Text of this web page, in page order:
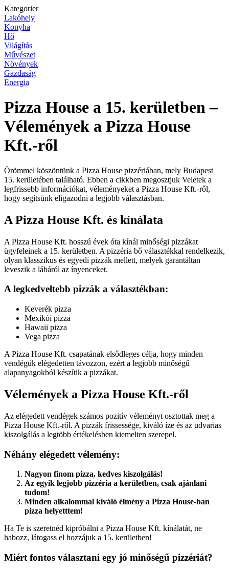
Kategorier
Lakóhely
Konyha
Hő
Világítás
Művészet
Növények
Gazdaság
Energia
Pizza House a 15. kerületben –
Vélemények a Pizza House
Kft.-ről
Örömmel köszöntünk a Pizza House pizzériában, mely Budapest
15. kerületében található. Ebben a cikkben megosztjuk Veletek a
legfrissebb információkat, véleményeket a Pizza House Kft.-ről,
hogy segítsünk eligazodni a legjobb választásban.
A Pizza House Kft. és kínálata
A Pizza House Kft. hosszú évek óta kínál minőségi pizzákat
ügyfeleinek a 15. kerületben. A pizzéria bő választékkal rendelkezik,
olyan klasszikus és egyedi pizzák mellett, melyek garantáltan
leveszik a lábáról az ínyenceket.
A legkedveltebb pizzák a választékban:
Keverék pizza
Mexikói pizza
Hawaii pizza
Vega pizza
A Pizza House Kft. csapatának elsődleges célja, hogy minden
vendégük elégedetten távozzon, ezért a legjobb minőségű
alapanyagokból készítik a pizzákat.
Vélemények a Pizza House Kft.-ről
Az elégedett vendégek számos pozitív véleményt osztottak meg a
Pizza House Kft.-ről. A pizzák frissessége, kiváló íze és az udvarias
kiszolgálás a legtöbb értékelésben kiemelten szerepel.
Néhány elégedett vélemény:
Nagyon finom pizza, kedves kiszolgálás!
Az egyik legjobb pizzéria a kerületben, csak ajánlani
tudom!
Minden alkalommal kiváló élmény a Pizza House-ban
pizza helyetttem!
Ha Te is szeretnéd kipróbálni a Pizza House Kft. kínálatát, ne
habozz, látogass el hozzájuk a 15. kerületben!
Miért fontos választani egy jó minőségű pizzériát?